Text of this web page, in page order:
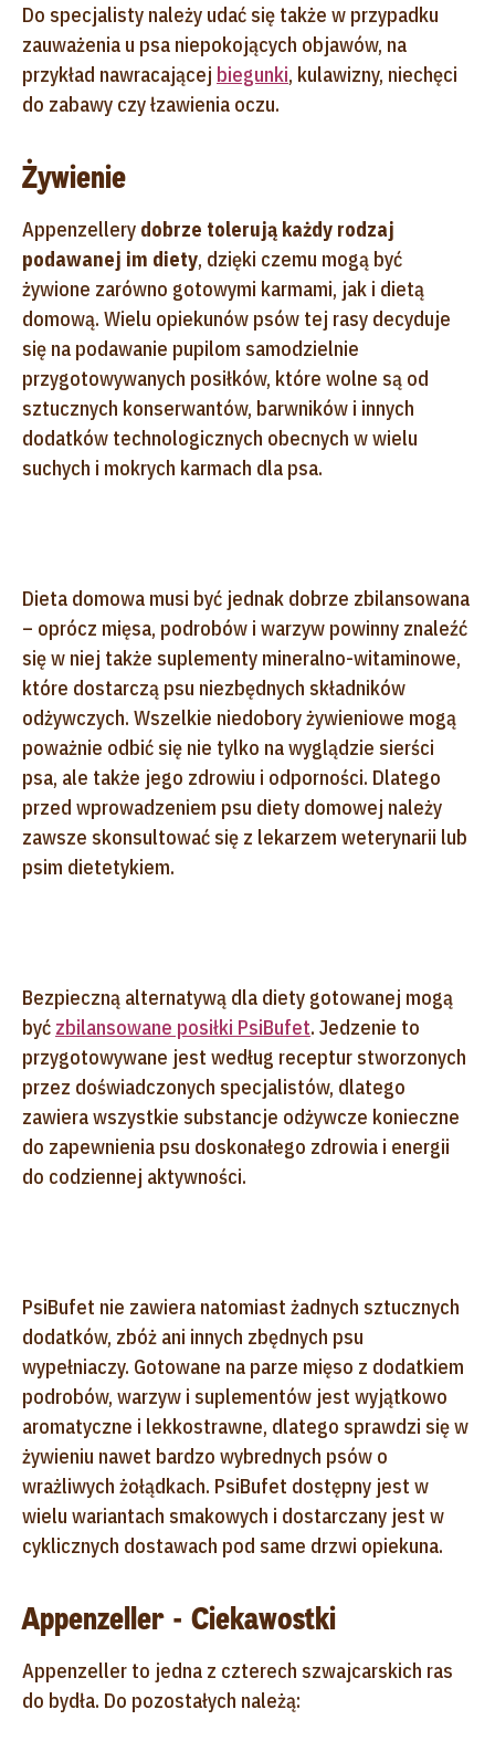
Do specjalisty należy udać się także w przypadku
zauważenia u psa niepokojących objawów, na
przykład nawracającej biegunki, kulawizny, niechęci
do zabawy czy łzawienia oczu.
Żywienie
Appenzellery dobrze tolerują każdy rodzaj
podawanej im diety, dzięki czemu mogą być
żywione zarówno gotowymi karmami, jak i dietą
domową. Wielu opiekunów psów tej rasy decyduje
się na podawanie pupilom samodzielnie
przygotowywanych posiłków, które wolne są od
sztucznych konserwantów, barwników i innych
dodatków technologicznych obecnych w wielu
suchych i mokrych karmach dla psa.
Dieta domowa musi być jednak dobrze zbilansowana
– oprócz mięsa, podrobów i warzyw powinny znaleźć
się w niej także suplementy mineralno-witaminowe,
które dostarczą psu niezbędnych składników
odżywczych. Wszelkie niedobory żywieniowe mogą
poważnie odbić się nie tylko na wyglądzie sierści
psa, ale także jego zdrowiu i odporności. Dlatego
przed wprowadzeniem psu diety domowej należy
zawsze skonsultować się z lekarzem weterynarii lub
psim dietetykiem.
Bezpieczną alternatywą dla diety gotowanej mogą
być zbilansowane posiłki PsiBufet. Jedzenie to
przygotowywane jest według receptur stworzonych
przez doświadczonych specjalistów, dlatego
zawiera wszystkie substancje odżywcze konieczne
do zapewnienia psu doskonałego zdrowia i energii
do codziennej aktywności.
PsiBufet nie zawiera natomiast żadnych sztucznych
dodatków, zbóż ani innych zbędnych psu
wypełniaczy. Gotowane na parze mięso z dodatkiem
podrobów, warzyw i suplementów jest wyjątkowo
aromatyczne i lekkostrawne, dlatego sprawdzi się w
żywieniu nawet bardzo wybrednych psów o
wrażliwych żołądkach. PsiBufet dostępny jest w
wielu wariantach smakowych i dostarczany jest w
cyklicznych dostawach pod same drzwi opiekuna.
Appenzeller - Ciekawostki
Appenzeller to jedna z czterech szwajcarskich ras
do bydła. Do pozostałych należą: